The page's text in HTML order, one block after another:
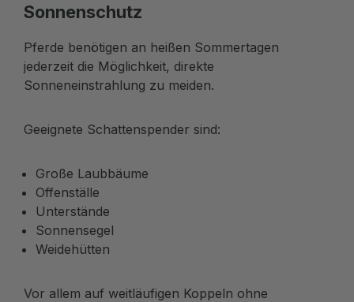
Sonnenschutz
Pferde benötigen an heißen Sommertagen
jederzeit die Möglichkeit, direkte
Sonneneinstrahlung zu meiden.
Geeignete Schattenspender sind:
Große Laubbäume
Offenställe
Unterstände
Sonnensegel
Weidehütten
Vor allem auf weitläufigen Koppeln ohne